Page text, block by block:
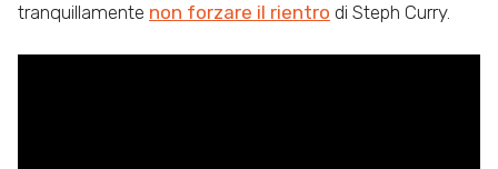
tranquillamente non forzare il rientro di Steph Curry.